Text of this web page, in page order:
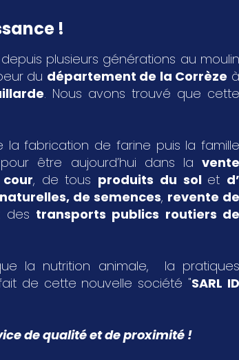
!
plusieurs générations au moulin
du département de la Corrèze à
. Nous avons trouvé que cette
la fabrication de farine puis la famille
être aujourd’hui dans la vente
, de tous produits du sol et d’
de semences, revente de
des transports publics routiers de
la nutrition animale, la pratiques
de cette nouvelle société "SARL ID
de qualité et de proximité !